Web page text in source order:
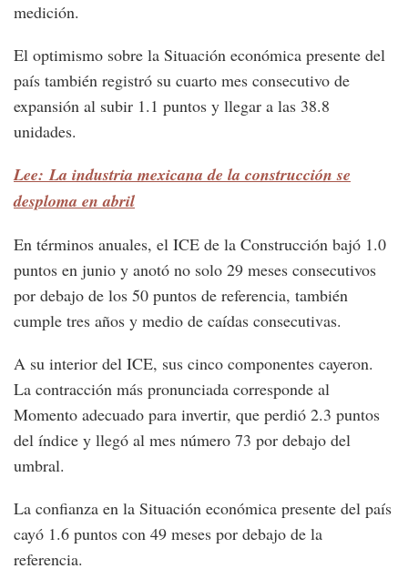
medición.
El optimismo sobre la Situación económica presente del
país también registró su cuarto mes consecutivo de
expansión al subir 1.1 puntos y llegar a las 38.8
unidades.
Lee: La industria mexicana de la construcción se
desploma en abril
En términos anuales, el ICE de la Construcción bajó 1.0
puntos en junio y anotó no solo 29 meses consecutivos
por debajo de los 50 puntos de referencia, también
cumple tres años y medio de caídas consecutivas.
A su interior del ICE, sus cinco componentes cayeron.
La contracción más pronunciada corresponde al
Momento adecuado para invertir, que perdió 2.3 puntos
del índice y llegó al mes número 73 por debajo del
umbral.
La confianza en la Situación económica presente del país
cayó 1.6 puntos con 49 meses por debajo de la
referencia.